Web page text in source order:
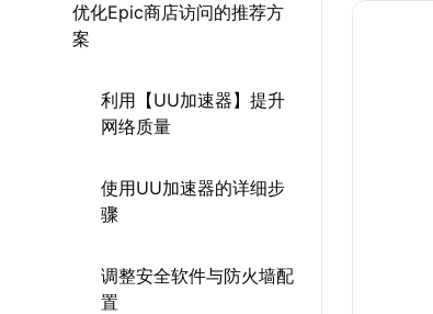
优化Epic商店访问的推荐方
案
利用【UU加速器】提升
网络质量
使用UU加速器的详细步
骤
调整安全软件与防火墙配
置